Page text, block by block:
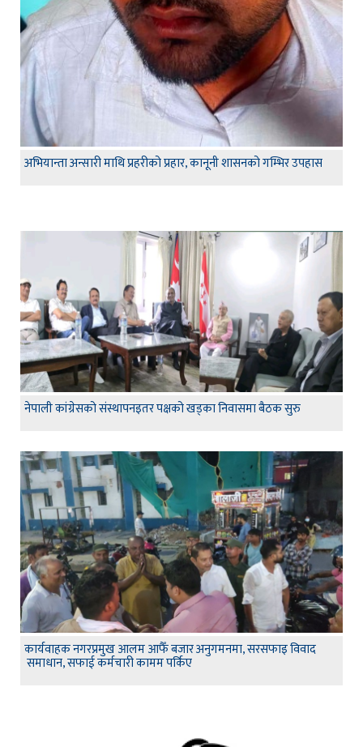
अभियान्ता अन्सारी माथि प्रहरीको प्रहार, कानूनी शासनको गम्भिर उपहास
नेपाली कांग्रेसको संस्थापनइतर पक्षको खड्का निवासमा बैठक सुरु
कार्यवाहक नगरप्रमुख आलम आफैँ बजार अनुगमनमा, सरसफाइ विवाद
समाधान, सफाई कर्मचारी कामम पर्किए